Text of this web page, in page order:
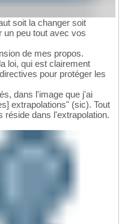
soit la changer soit
un peu tout avec vos
de mes propos.
loi, qui est clairement
pour protéger les
dans l'image que j'ai
extrapolations" (sic). Tout
réside dans l'extrapolation.